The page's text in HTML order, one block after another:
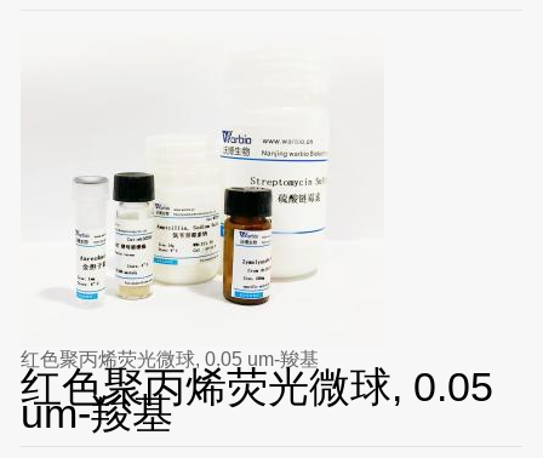
红色聚丙烯荧光微球, 0.05 um-羧基
红色聚丙烯荧光微球, 0.05
um-羧基